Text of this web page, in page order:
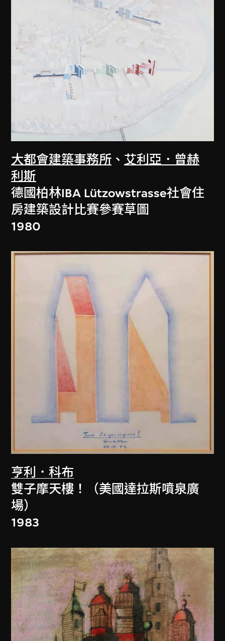
大都會建築事務所 、 艾利亞．曾赫
利斯
德國柏林IBA Lützowstrasse社會住
房建築設計比賽參賽草圖
1980
亨利．科布
雙子摩天樓！（美國達拉斯噴泉廣
場）
1983